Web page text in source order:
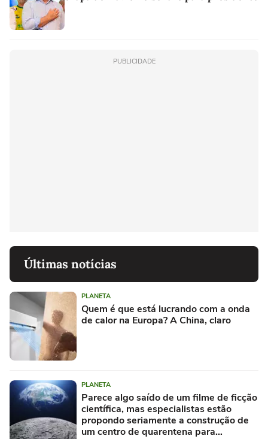
PUBLICIDADE
Últimas notícias
PLANETA
Quem é que está lucrando com a onda
de calor na Europa? A China, claro
PLANETA
Parece algo saído de um filme de ficção
científica, mas especialistas estão
propondo seriamente a construção de
um centro de quarentena para